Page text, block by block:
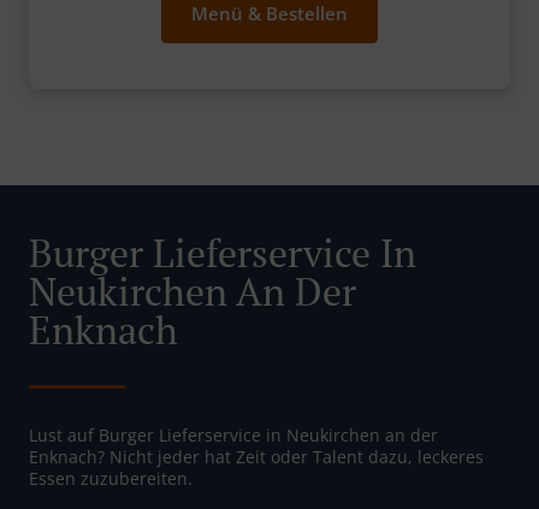
Menü & Bestellen
Burger Lieferservice In
Neukirchen An Der
Enknach
Lust auf Burger Lieferservice in Neukirchen an der
Enknach? Nicht jeder hat Zeit oder Talent dazu, leckeres
Essen zuzubereiten.